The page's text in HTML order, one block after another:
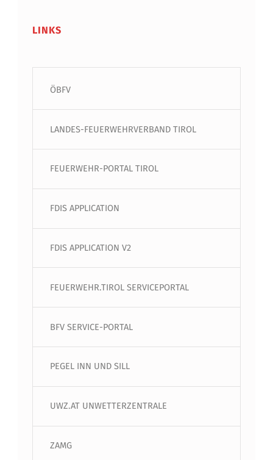
LINKS
ÖBFV
LANDES-FEUERWEHRVERBAND TIROL
FEUERWEHR-PORTAL TIROL
FDIS APPLICATION
FDIS APPLICATION V2
FEUERWEHR.TIROL SERVICEPORTAL
BFV SERVICE-PORTAL
PEGEL INN UND SILL
UWZ.AT UNWETTERZENTRALE
ZAMG